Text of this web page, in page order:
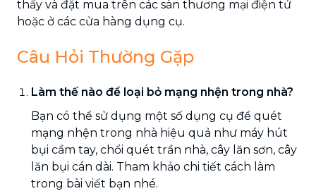
thấy và đặt mua trên các sàn thương mại điện tử
hoặc ở các cửa hàng dụng cụ.
Câu Hỏi Thường Gặp
Làm thế nào để loại bỏ mạng nhện trong nhà?
Bạn có thể sử dụng một số dụng cụ để quét
mạng nhện trong nhà hiệu quả như máy hút
bụi cầm tay, chổi quét trần nhà, cây lăn sơn, cây
lăn bụi cán dài. Tham khảo chi tiết cách làm
trong bài viết bạn nhé.